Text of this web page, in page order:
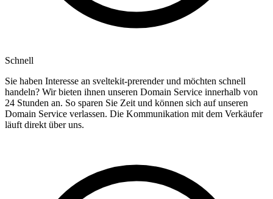
Schnell
Sie haben Interesse an sveltekit-prerender und möchten schnell
handeln? Wir bieten ihnen unseren Domain Service innerhalb von
24 Stunden an. So sparen Sie Zeit und können sich auf unseren
Domain Service verlassen. Die Kommunikation mit dem Verkäufer
läuft direkt über uns.